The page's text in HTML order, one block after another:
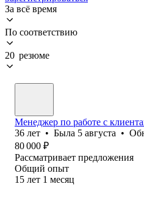
За всё время
По соответствию
20 резюме
Менеджер по работе с
36 лет • Была 5 августа •
80 000 ₽
Рассматривает предложения
Общий опыт
15 лет 1 месяц